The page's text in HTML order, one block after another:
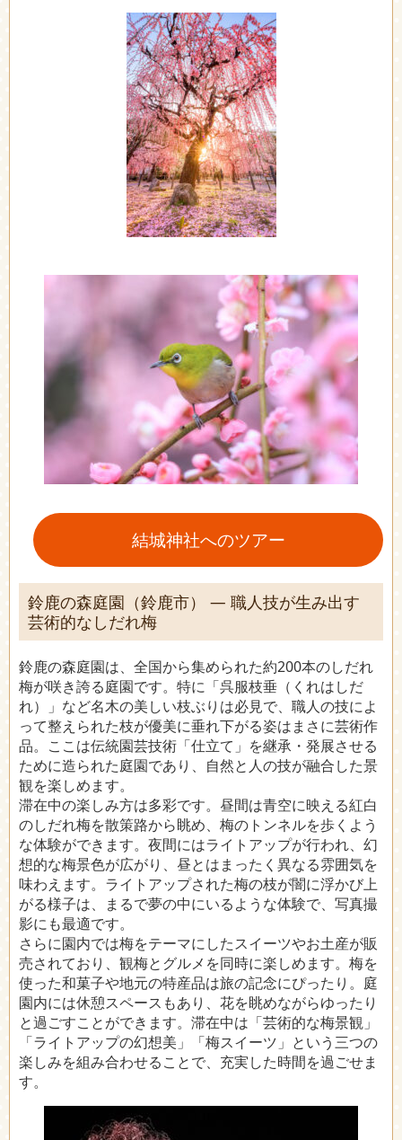
結城神社へのツアー
鈴鹿の森庭園（鈴鹿市） ― 職人技が生み出す
芸術的なしだれ梅
鈴鹿の森庭園は、全国から集められた約200本のしだれ
梅が咲き誇る庭園です。特に「呉服枝垂（くれはしだ
れ）」など名木の美しい枝ぶりは必見で、職人の技によ
って整えられた枝が優美に垂れ下がる姿はまさに芸術作
品。ここは伝統園芸技術「仕立て」を継承・発展させる
ために造られた庭園であり、自然と人の技が融合した景
観を楽しめます。
滞在中の楽しみ方は多彩です。昼間は青空に映える紅白
のしだれ梅を散策路から眺め、梅のトンネルを歩くよう
な体験ができます。夜間にはライトアップが行われ、幻
想的な梅景色が広がり、昼とはまったく異なる雰囲気を
味わえます。ライトアップされた梅の枝が闇に浮かび上
がる様子は、まるで夢の中にいるような体験で、写真撮
影にも最適です。
さらに園内では梅をテーマにしたスイーツやお土産が販
売されており、観梅とグルメを同時に楽しめます。梅を
使った和菓子や地元の特産品は旅の記念にぴったり。庭
園内には休憩スペースもあり、花を眺めながらゆったり
と過ごすことができます。滞在中は「芸術的な梅景観」
「ライトアップの幻想美」「梅スイーツ」という三つの
楽しみを組み合わせることで、充実した時間を過ごせま
す。